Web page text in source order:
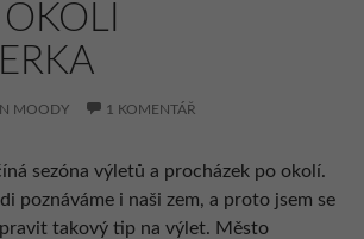
MOODY 1 KOMENTÁŘ
sezóna výletů a procházek po okolí.
poznáváme i naši zem, a proto jsem se
takový tip na výlet. Město